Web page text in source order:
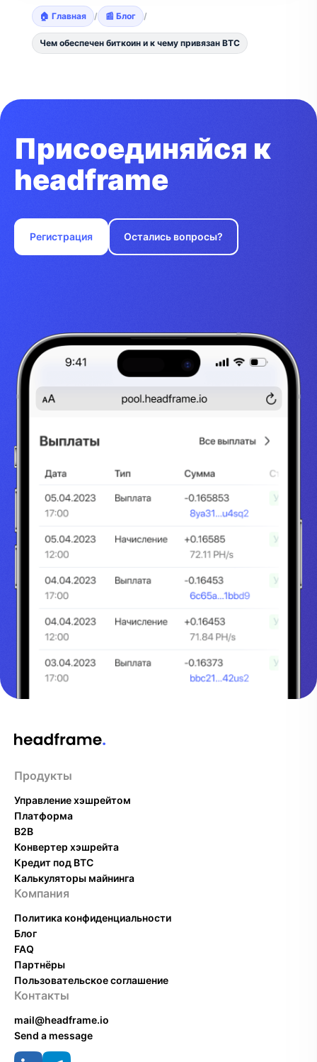
🏠 Главная / 📰 Блог /
Чем обеспечен биткоин и к чему привязан BTC
Присоединяйся к
headframe
Регистрация Остались вопросы?
Продукты
Управление хэшрейтом
Платформа
B2B
Конвертер хэшрейта
Кредит под BTC
Калькуляторы майнинга
Компания
Политика конфиденциальности
Блог
FAQ
Партнёры
Пользовательское соглашение
Контакты
mail@headframe.io
Send a message